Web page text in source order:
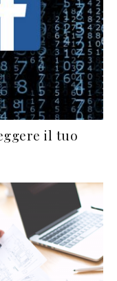
il tuo